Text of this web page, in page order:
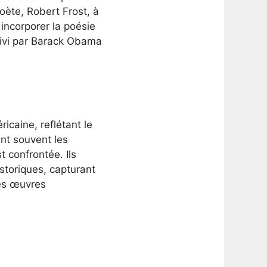
Robert Frost, à
la poésie
par Barack Obama
reflétant le
souvent les
confrontée. Ils
capturant
œuvres